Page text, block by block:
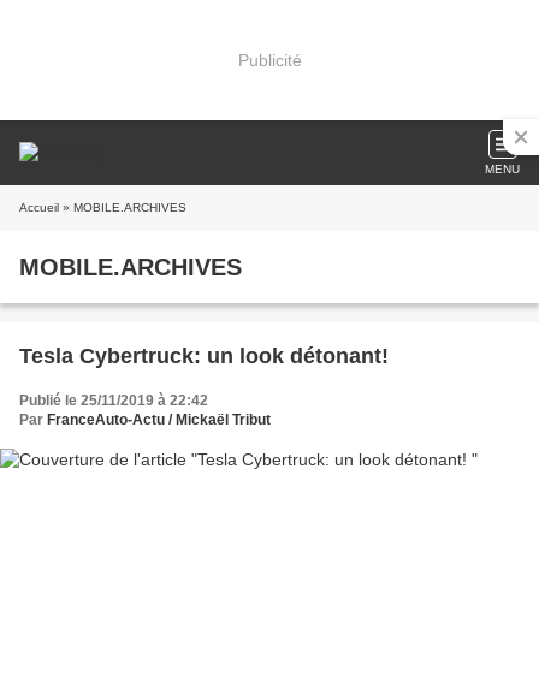
Publicité
MENU
Accueil » MOBILE.ARCHIVES
MOBILE.ARCHIVES
Tesla Cybertruck: un look détonant!
Publié le 25/11/2019 à 22:42
Par FranceAuto-Actu / Mickaël Tribut